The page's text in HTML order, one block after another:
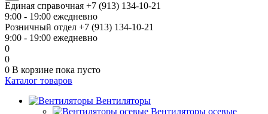
Единая справочная +7 (913) 134-10-21
9:00 - 19:00 ежедневно
Розничный отдел +7 (913) 134-10-21
9:00 - 19:00 ежедневно
0
0
0 В корзине пока пусто
Каталог товаров
Вентиляторы
Вентиляторы осевые